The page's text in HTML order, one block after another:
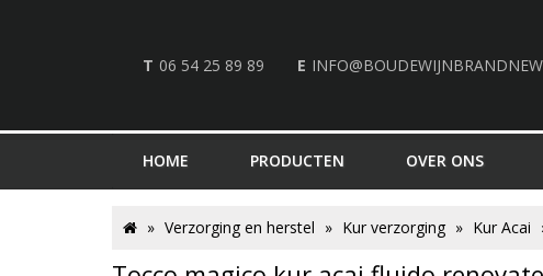
T 06 54 25 89 89 E
HOME PRODUCTEN OVER ONS
Verzorging en herstel Kur verzorging Kur Acai